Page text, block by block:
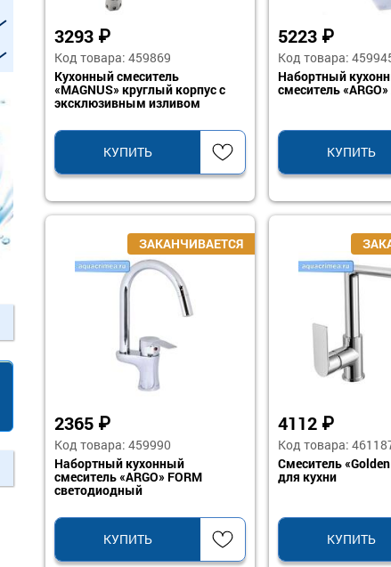
3293 ₽
Код товара: 459869
Кухонный смеситель
«MAGNUS» круглый корпус с
эксклюзивным изливом
КУПИТЬ
5223 ₽
Код товара:
Набортный
смеситель
КУПИТЬ
2365 ₽
Код товара: 459990
Набортный кухонный
смеситель «ARGO» FORM
светодиодный
КУПИТЬ
4112 ₽
Код товара:
Смеситель
для кухни
КУПИТЬ